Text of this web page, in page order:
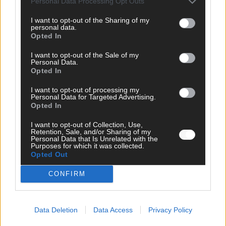
I want to opt-out of the Sharing of my
personal data.
Opted In
I want to opt-out of the Sale of my
Personal Data.
Opted In
I want to opt-out of processing my
Personal Data for Targeted Advertising.
Opted In
I want to opt-out of Collection, Use,
Retention, Sale, and/or Sharing of my
Personal Data that Is Unrelated with the
Purposes for which it was collected.
Opted Out
CONFIRM
Data Deletion Data Access Privacy Policy
WERBE BEI UNS!